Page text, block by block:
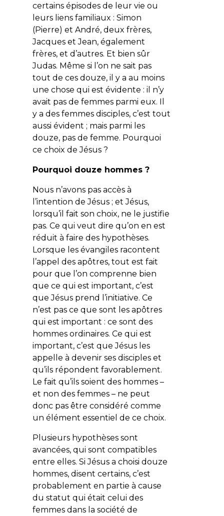
certains épisodes de leur vie ou
leurs liens familiaux : Simon
(Pierre) et André, deux frères,
Jacques et Jean, également
frères, et d’autres. Et bien sûr
Judas. Même si l’on ne sait pas
tout de ces douze, il y a au moins
une chose qui est évidente : il n’y
avait pas de femmes parmi eux. Il
y a des femmes disciples, c’est tout
aussi évident ; mais parmi les
douze, pas de femme. Pourquoi
ce choix de Jésus ?
Pourquoi douze hommes ?
Nous n’avons pas accès à
l’intention de Jésus ; et Jésus,
lorsqu’il fait son choix, ne le justifie
pas. Ce qui veut dire qu’on en est
réduit à faire des hypothèses.
Lorsque les évangiles racontent
l’appel des apôtres, tout est fait
pour que l’on comprenne bien
que ce qui est important, c’est
que Jésus prend l’initiative. Ce
n’est pas ce que sont les apôtres
qui est important : ce sont des
hommes ordinaires. Ce qui est
important, c’est que Jésus les
appelle à devenir ses disciples et
qu’ils répondent favorablement.
Le fait qu’ils soient des hommes –
et non des femmes – ne peut
donc pas être considéré comme
un élément essentiel de ce choix.
Plusieurs hypothèses sont
avancées, qui sont compatibles
entre elles. Si Jésus a choisi douze
hommes, disent certains, c’est
probablement en partie à cause
du statut qui était celui des
femmes dans la société de